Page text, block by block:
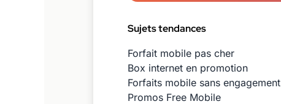
Sujets tendances
Forfait mobile pas cher
Box internet en promotion
Forfaits mobile sans engagement
Promos Free Mobile